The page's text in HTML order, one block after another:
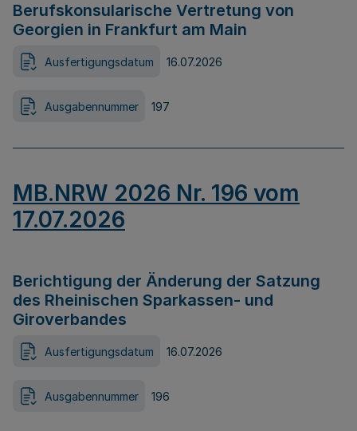
Berufskonsularische Vertretung von
Georgien in Frankfurt am Main
Ausfertigungsdatum 16.07.2026
Ausgabennummer 197
MB.NRW 2026 Nr. 196 vom
17.07.2026
Berichtigung der Änderung der Satzung
des Rheinischen Sparkassen- und
Giroverbandes
Ausfertigungsdatum 16.07.2026
Ausgabennummer 196